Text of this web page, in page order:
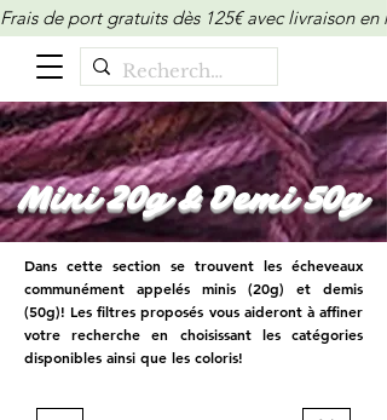
Frais de port gratuits dès 125€ avec livraison
Mini 20g & Demi 50g
Dans cette section se trouvent les écheveaux
communément appelés minis (20g) et demis
(50g)! Les filtres proposés vous aideront à affiner
votre recherche en choisissant les catégories
disponibles ainsi que les coloris!